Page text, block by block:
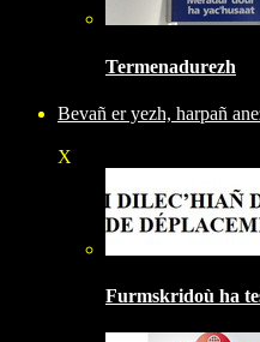
Termenadurezh
Bevañ er yezh, harpañ
X
Furmskridoù ha